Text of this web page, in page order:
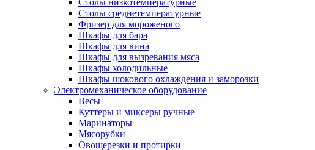
Столы низкотемпературные
Столы среднетемпературные
Фризер для мороженого
Шкафы для бара
Шкафы для вина
Шкафы для вызревания мяса
Шкафы холодильные
Шкафы шокового охлаждения и заморозки
Электромеханическое оборудование
Весы
Куттеры и миксеры ручные
Маринаторы
Мясорубки
Овощерезки и протирки